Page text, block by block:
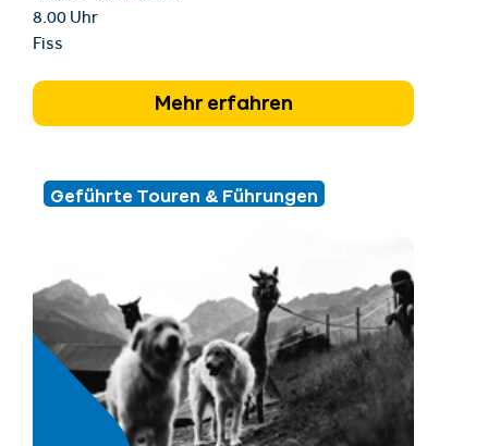
8.00 Uhr
Fiss
Mehr erfahren
Geführte Touren & Führungen